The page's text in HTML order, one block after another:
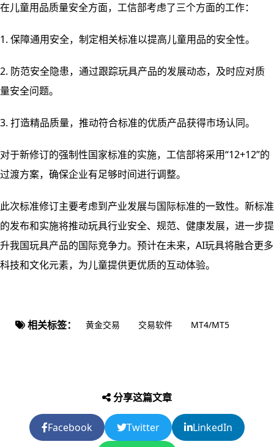
在儿童用品质量安全方面，工信部考虑了三个方面的工作：
1. 保障通用安全，制定相关标准以提高儿童用品的安全性。
2. 防范安全隐患，通过跟踪玩具产品的发展动态，及时应对质
量安全问题。
3. 打造精品质量，推动符合标准的优质产品获得市场认同。
对于新修订的强制性国家标准的实施，工信部将采用“12+12”的
过渡方案，确保企业有足够时间进行调整。
此次标准修订主要考虑到产业发展与国际标准的一致性。新标准
的发布和实施将推动玩具行业安全、规范、健康发展，进一步提
升我国玩具产品的国际竞争力。预计在未来，AI玩具将融合更多
科技和文化元素，为儿童提供更优质的互动体验。
相关标签： 黄金交易 交易软件 MT4/MT5
分享这篇文章
Facebook Twitter
LinkedIn